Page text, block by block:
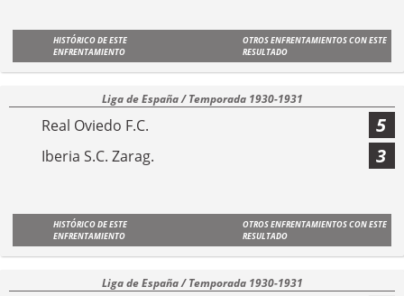
HISTÓRICO DE ESTE
ENFRENTAMIENTO
OTROS ENFRENTAMIENTOS CON ESTE
RESULTADO
Liga de España / Temporada 1930-1931
Real Oviedo F.C. 5
Iberia S.C. Zarag. 3
HISTÓRICO DE ESTE
ENFRENTAMIENTO
OTROS ENFRENTAMIENTOS CON ESTE
RESULTADO
Liga de España / Temporada 1930-1931